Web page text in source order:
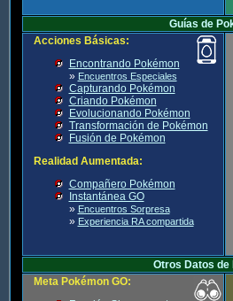
Guías de
Acciones Básicas:
Encontrando Pokémon
» Encuentros Especiales
Capturando Pokémon
Criando Pokémon
Evolucionando Pokémon
Transformación de Pokémon
Fusión de Pokémon
Realidad Aumentada:
Compañero Pokémon
Instantánea GO
» Encuentros Sorpresa
» Experiencia RA compartida
Otros Datos de
Meta Pokémon GO: